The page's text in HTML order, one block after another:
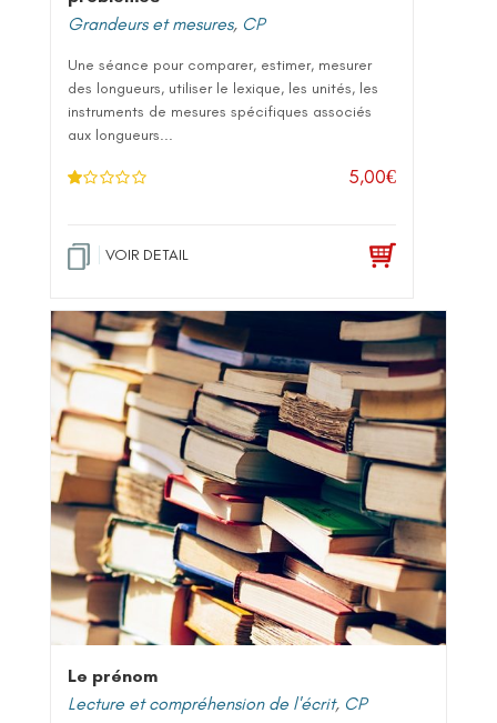
Grandeurs et mesures, CP
Une séance pour comparer, estimer, mesurer
des longueurs, utiliser le lexique, les unités, les
instruments de mesures spécifiques associés
aux longueurs...
.0
5,00€
VOIR DETAIL
Le prénom
Lecture et compréhension de l'écrit, CP